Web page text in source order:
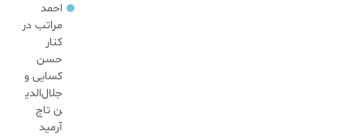
احمد
مراتب در
کنار
حسن
کسایی و
جلال‌الدی
ن تاج
آرمید